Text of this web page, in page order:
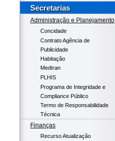
Secretarias
Administração e Planejamento
Concidade
Contrato Agência de
Publicidade
Habitação
Medtran
PLHIS
Programa de Integridade e
Compliance Público
Termo de Responsabilidade
Técnica
Finanças
Recurso Atualização